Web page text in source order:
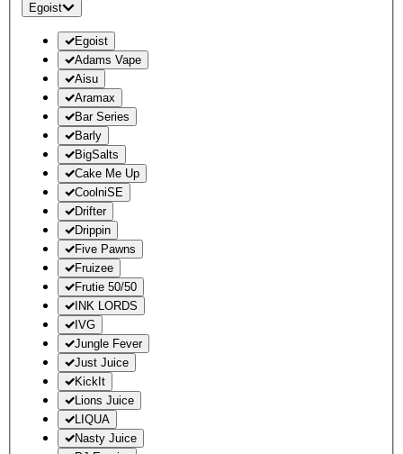
Egoist
Egoist
Adams Vape
Aisu
Aramax
Bar Series
Barly
BigSalts
Cake Me Up
CoolniSE
Drifter
Drippin
Five Pawns
Fruizee
Frutie 50/50
INK LORDS
IVG
Jungle Fever
Just Juice
KickIt
Lions Juice
LIQUA
Nasty Juice